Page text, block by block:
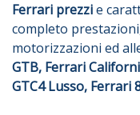
Ferrari prezzie
completo
motorizzazioni ed
GTB, Ferrari
GTC4 Lusso, Ferrari